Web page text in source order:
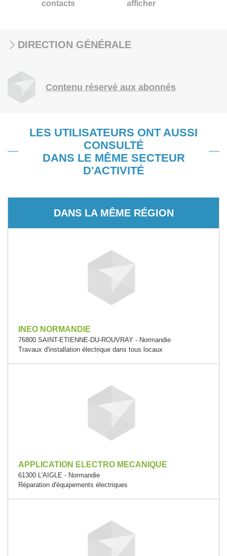
contacts afficher
DIRECTION GÉNÉRALE
Contenu réservé aux abonnés
LES UTILISATEURS ONT AUSSI
CONSULTÉ
DANS LE MÊME SECTEUR
D'ACTIVITÉ
DANS LA MÊME RÉGION
INEO NORMANDIE
76800 SAINT-ETIENNE-DU-ROUVRAY - Normandie
Travaux d'installation électrique dans tous locaux
APPLICATION ELECTRO MECANIQUE
61300 L'AIGLE - Normandie
Réparation d'équipements électriques